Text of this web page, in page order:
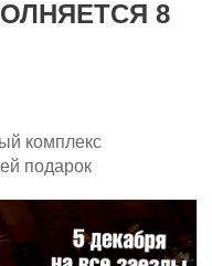
8
комплекс
подарок